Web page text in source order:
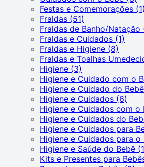
Festas e Comemorações (1)
Fraldas (51)
Fraldas de Banho/Natação
Fraldas e Cuidados (1)
Fraldas e Higiene (8)
Fraldas e Toalhas
Higiene (3)
Higiene e Cuidado com o
Higiene e Cuidado do Bebê
Higiene e Cuidados (6)
Higiene e Cuidados com o
Higiene e Cuidados do
Higiene e Cuidados para
Higiene e Cuidados para o
Higiene e Saúde do Bebê
Kits e Presentes para